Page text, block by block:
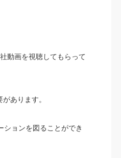
動画を視聴してもらって
あります。
ションを図ることができ